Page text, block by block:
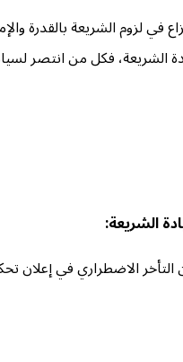
في لزوم الشريعة بالقدرة
فكل من انتصر
الشريعة:
التأخر الاضطراري في